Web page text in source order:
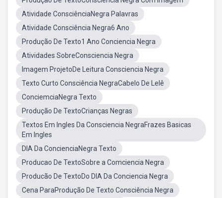
Atividade ConsciênciaNegra Palavras
Atividade Consciência Negra6 Ano
Produção De Texto1 Ano Conciencia Negra
Atividades SobreConsciencia Negra
Imagem ProjetoDe Leitura Consciencia Negra
Texto Curto Consciência NegraCabelo De Lelê
ConciemciaNegra Texto
Produção De TextoCrianças Negras
Textos Em Ingles Da Consciencia NegraFrazes Basicas
Em Ingles
DIA Da ConcienciaNegra Texto
Producao De TextoSobre a Comciencia Negra
Producão De TextoDo DIA Da Conciencia Negra
Cena ParaProdução De Texto Consciência Negra